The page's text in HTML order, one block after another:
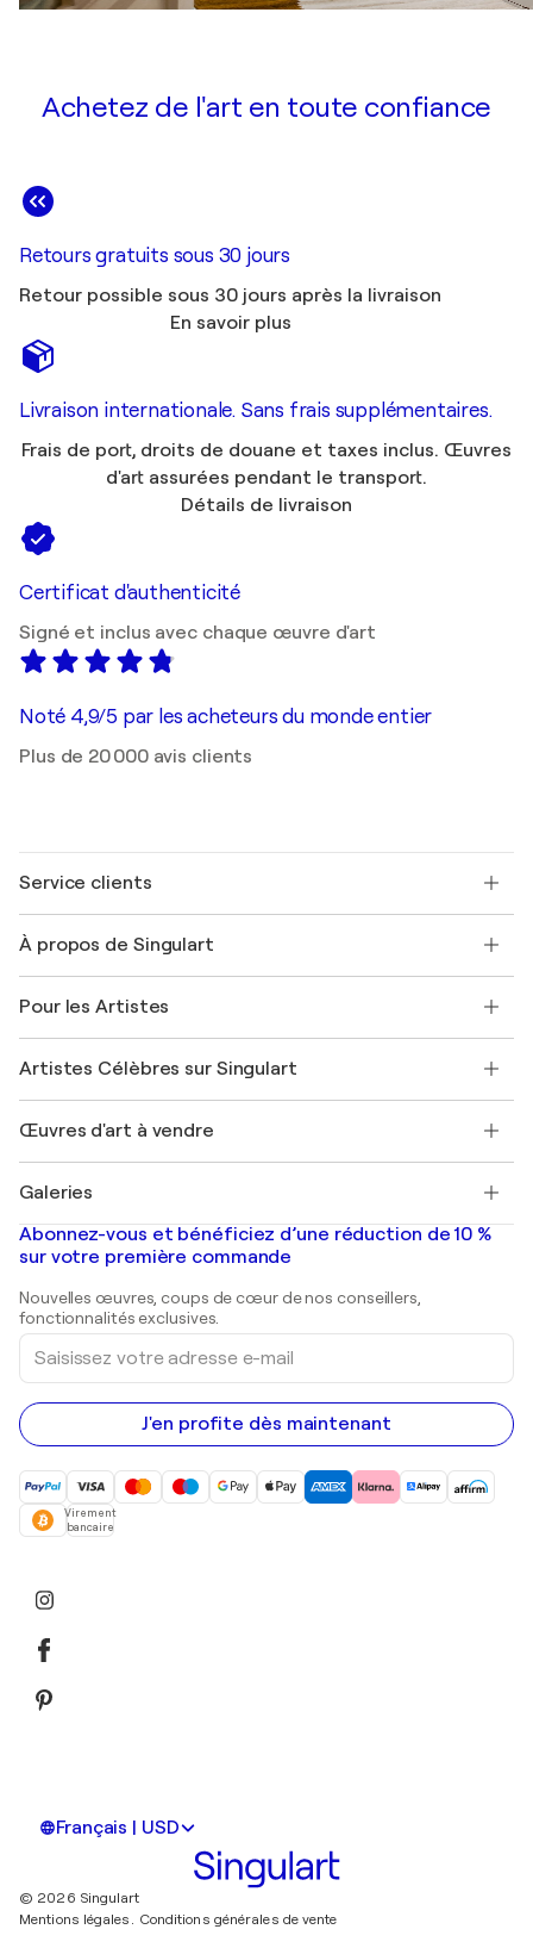
Achetez de l'art en toute confiance
Retours gratuits sous 30 jours
Retour possible sous 30 jours après la livraison
En savoir plus
Livraison internationale. Sans frais supplémentaires.
Frais de port, droits de douane et taxes inclus. Œuvres
d'art assurées pendant le transport.
Détails de livraison
Certificat d'authenticité
Signé et inclus avec chaque œuvre d'art
Noté 4,9/5 par les acheteurs du monde entier
Plus de 20 000 avis clients
Service clients
Expédition
Offrir une carte cadeau
Rejoignez notre programme commercial
Mon compte
+33 1 76 44 06 42
À propos de Singulart
FAQ
Magazine Singulart
Emplois
Découvrez une sélection d'art original
Pour les Artistes
Se connecter en tant qu'Artiste
Artistes Célèbres sur Singulart
Marc Chagall
Banksy
Mr. Brainwash
Shepard Fairey
Œuvres d'art à vendre
Tableaux abstraits à vendre
Peintures de paysage
Estampes
Peintures acryliques
Galeries
Galeries d'art en France
Galeries d'art en Belgique
Abonnez-vous et bénéficiez d’une réduction de 10 %
sur votre première commande
Nouvelles œuvres, coups de cœur de nos conseillers,
fonctionnalités exclusives.
Saisissez
votre
adresse
e-
mail
J'en profite dès maintenant
Virement
bancaire
Français | USD
© 2026 Singulart
Mentions légales.
Conditions générales de vente